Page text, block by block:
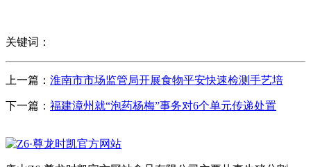
关键词：
上一篇： 淮南市市场监管局开展食物平安快速检测手艺培
下一篇： 福建漳州就“泡药杨梅”事务对6个单元传递处置